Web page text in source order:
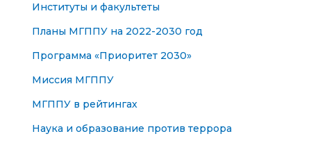
Институты и факультеты
Планы МГППУ на 2022-2030 год
Программа «Приоритет 2030»
Миссия МГППУ
МГППУ в рейтингах
Наука и образование против террора